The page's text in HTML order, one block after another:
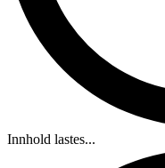
Innhold lastes...